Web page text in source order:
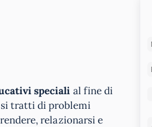
speciali al fine di
si tratti di problemi
relazionarsi e